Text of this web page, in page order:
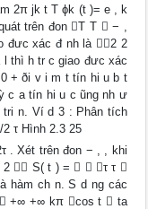
2π jk t T ϕk (t )= e , k
trên đon T T  − ,
đưc xác đ nh là 2 2
thì h tr c giao đưc xác
+ ði v i m t tín hi u b t
c a tín hi u c ũng nh ư
n. Ví d 3 : Phân tích
τ Hình 2.3 25
. Xét trên đon − , , khi
 S( t ) =   τ τ 
hàm ch n. S d ng các
+∞ +∞ kπ cos t  ta